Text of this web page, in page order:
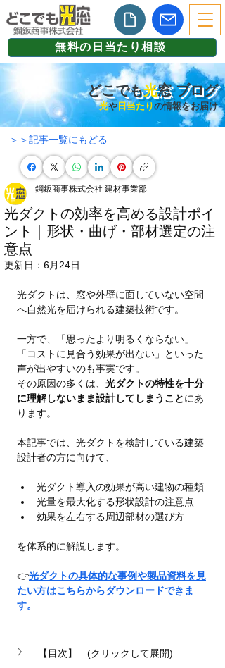
無料の日当たり相談
どこでも光窓 ブログ
光や日当たりの情報をお届け
​＞＞記事一覧にもどる
光ダクトの効率を高める設計ポイ
ント｜形状・曲げ・部材選定の注
意点
鋼鈑商事株式会社 建材事業部
更新日： 6月24日
光ダクトは、窓や外壁に面していない空間
へ自然光を届けられる建築技術です。
一方で、「思ったより明るくならない」
「コストに見合う効果が出ない」といった
声が出やすいのも事実です。
その原因の多くは、 光ダクトの特性を十分
に理解しないまま設計してしまうことにあ
ります。
本記事では、光ダクトを検討している建築
設計者の方に向けて、
光ダクト導入の効果が高い建物の種類
光量を最大化する形状設計の注意点
効果を左右する周辺部材の選び方
を体系的に解説します。
👉光ダクトの具体的な事例や製品資料を見
たい方はこちらからダウンロードできま
す。
【目次】　(クリックして展開)